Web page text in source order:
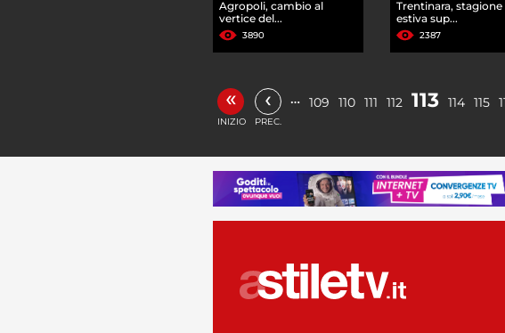
Agropoli, cambio al
vertice del...
3890
Trentinara, stagione
estiva sup...
2387
«
INIZIO
‹
PREC.
… 109 110 111 112 113 114 115